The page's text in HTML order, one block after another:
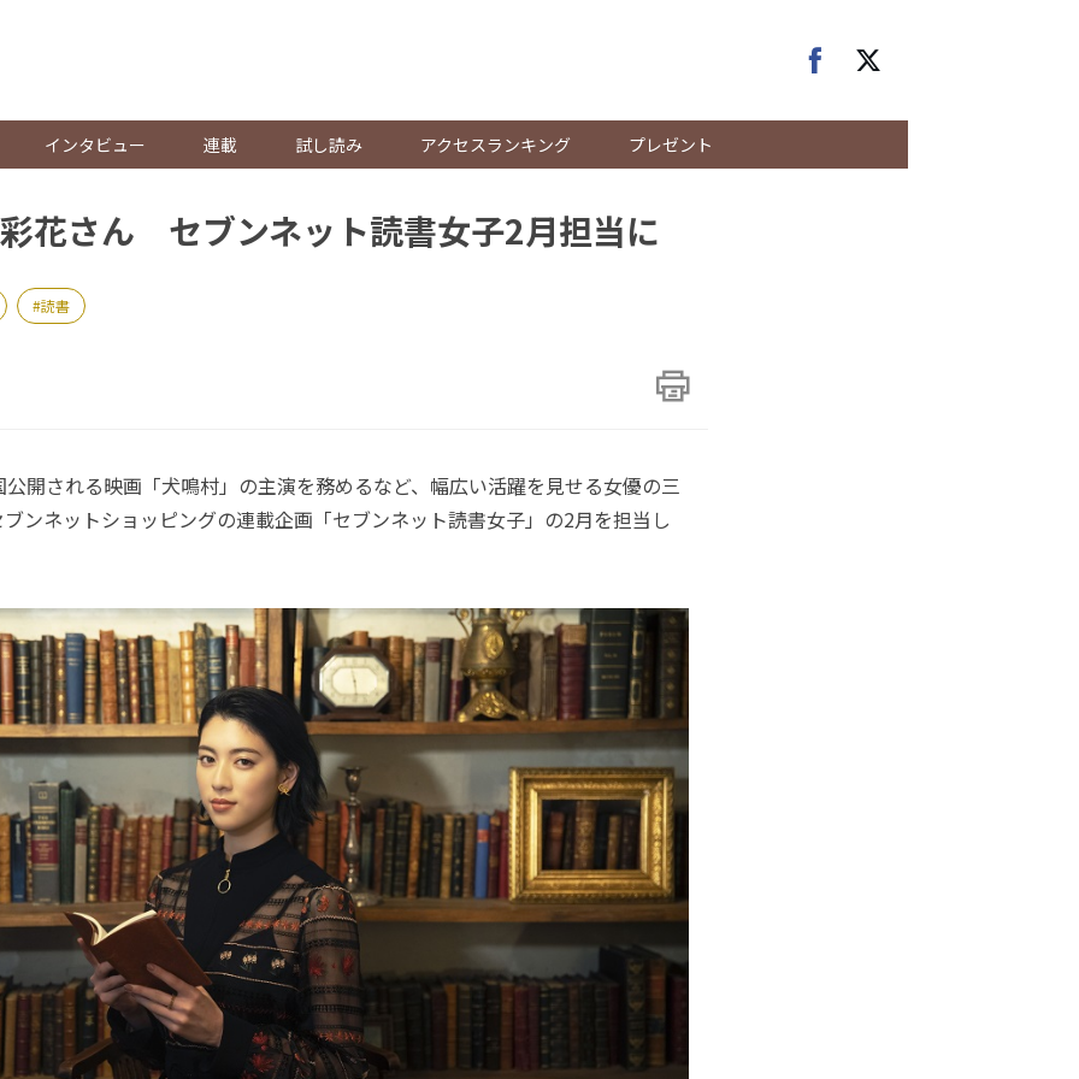
インタビュー 連載 試し読み アクセスランキング プレゼント
花さん セブンネット読書女子2月担当に
読書
開される映画「犬鳴村」の主演を務めるなど、幅広い活躍を見せる女優の三
ンネットショッピングの連載企画「セブンネット読書女子」の2月を担当し